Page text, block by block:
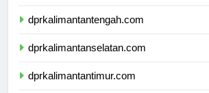
dprkalimantantengah.com
dprkalimantanselatan.com
dprkalimantantimur.com